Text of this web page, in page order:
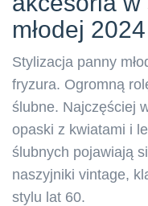
młodej 2024
Stylizacja panny
fryzura. Ogromną
ślubne. Najczęściej
opaski z kwiatami i
ślubnych pojawiają
naszyjniki vintage,
stylu lat 60.